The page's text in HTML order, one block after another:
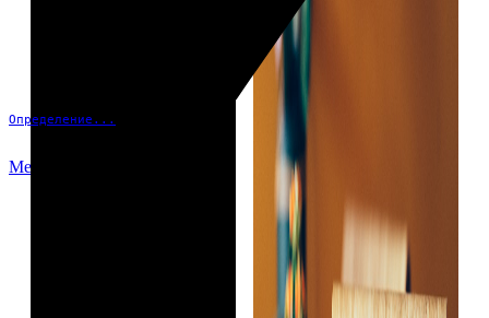
Определение...
Меню